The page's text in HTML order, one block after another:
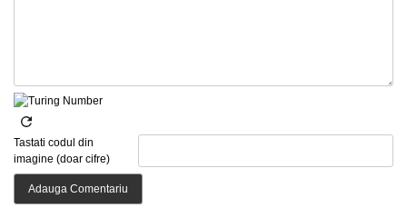
Tastati codul din
imagine (doar cifre)